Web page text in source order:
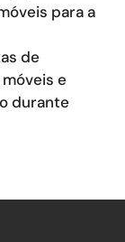
para a
de
e
durante